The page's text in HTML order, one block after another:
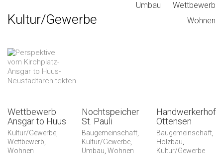
Kultur/Gewerbe
Umbau
Wettbewerb
Wohnen
Wettbewerb
Ansgar to Huus
Kultur/Gewerbe,
Wettbewerb,
Wohnen
Nochtspeicher
St. Pauli
Baugemeinschaft,
Kultur/Gewerbe,
Umbau,Wohnen
Handwerkerhof
Ottensen
Baugemeinschaft,
Holzbau,
Kultur/Gewerbe